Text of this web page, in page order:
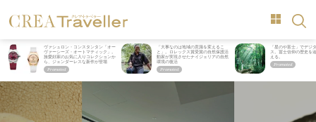
ヴァシュロン・コンスタンタン「オー
ヴァーシーズ・オートマティック」。
旅愛好家のお気に入りコレクションか
ら、ジェンダーレスな新作が登場
「大事なのは地域の意識を変えるこ
と」。ロレックス賞受賞の自然保護活
動家が実現させたナイジェリアの自然
環境の復活
「星のや富士」でデジ
ス。冨士信仰の歴史を
える。